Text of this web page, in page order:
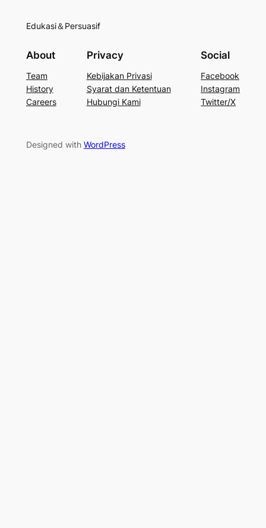
Edukasi＆Persuasif
About
Team
History
Careers
Privacy
Kebijakan Privasi
Syarat dan Ketentuan
Hubungi Kami
Social
Facebook
Instagram
Twitter/X
Designed with WordPress